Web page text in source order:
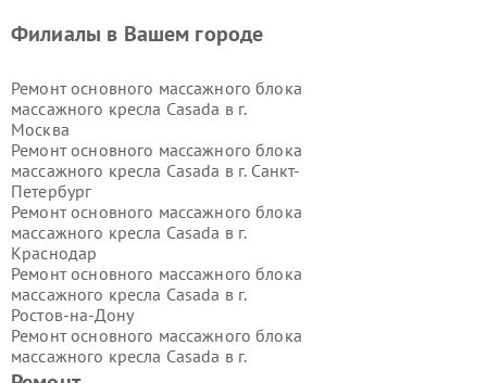
Филиалы в Вашем городе
Ремонт основного массажного блока
массажного кресла Casada в г.
Москва
Ремонт основного массажного блока
массажного кресла Casada в г. Санкт-
Петербург
Ремонт основного массажного блока
массажного кресла Casada в г.
Краснодар
Ремонт основного массажного блока
массажного кресла Casada в г.
Ростов-на-Дону
Ремонт основного массажного блока
массажного кресла Casada в г.
Нижний Новгород